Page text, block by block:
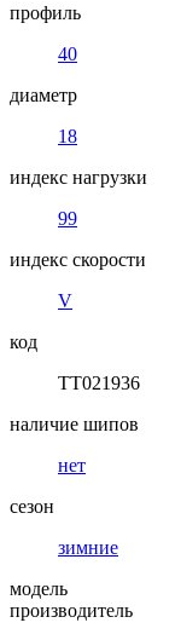
профиль
40
диаметр
18
индекс нагрузки
99
индекс скорости
V
код
TT021936
наличие шипов
нет
сезон
зимние
модель
производитель